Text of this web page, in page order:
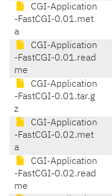
CGI-Application
-FastCGI-0.01.met
a
CGI-Application
-FastCGI-0.01.read
me
CGI-Application
-FastCGI-0.01.tar.g
z
CGI-Application
-FastCGI-0.02.met
a
CGI-Application
-FastCGI-0.02.read
me